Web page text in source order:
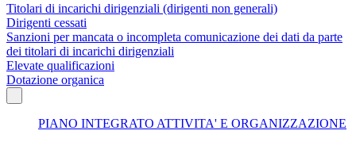
Titolari di incarichi dirigenziali (dirigenti non generali)
Dirigenti cessati
Sanzioni per mancata o incompleta comunicazione dei dati da parte
dei titolari di incarichi dirigenziali
Elevate qualificazioni
Dotazione organica
PIANO INTEGRATO ATTIVITA' E ORGANIZZAZIONE